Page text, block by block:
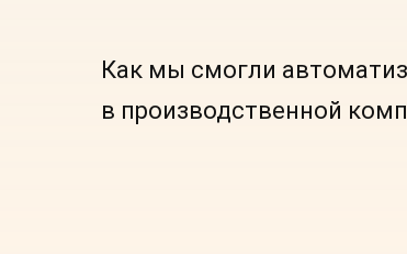
Как мы смогли
в производственной